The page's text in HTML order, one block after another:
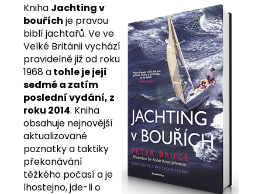
Kniha Jachting v
bouřích je pravou
biblí jachtařů. Ve ve
Velké Británii vychází
pravidelně již od roku
1968 atohle je její
sedmé a zatím
poslední vydání, z
roku 2014. Kniha
obsahuje nejnovější
aktualizované
poznatky a taktiky
překonávání
těžkého počasí a je
lhostejno, jde-li o